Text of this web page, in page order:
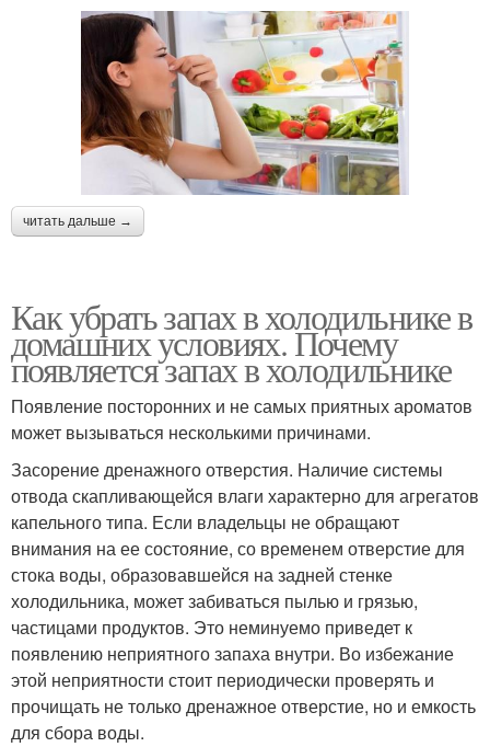
читать дальше →
Как убрать запах в холодильнике в
домашних условиях. Почему
появляется запах в холодильнике
Появление посторонних и не самых приятных ароматов
может вызываться несколькими причинами.
Засорение дренажного отверстия. Наличие системы
отвода скапливающейся влаги характерно для агрегатов
капельного типа. Если владельцы не обращают
внимания на ее состояние, со временем отверстие для
стока воды, образовавшейся на задней стенке
холодильника, может забиваться пылью и грязью,
частицами продуктов. Это неминуемо приведет к
появлению неприятного запаха внутри. Во избежание
этой неприятности стоит периодически проверять и
прочищать не только дренажное отверстие, но и емкость
для сбора воды.